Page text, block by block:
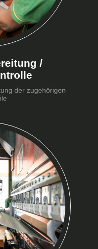
/
der zugehörigen